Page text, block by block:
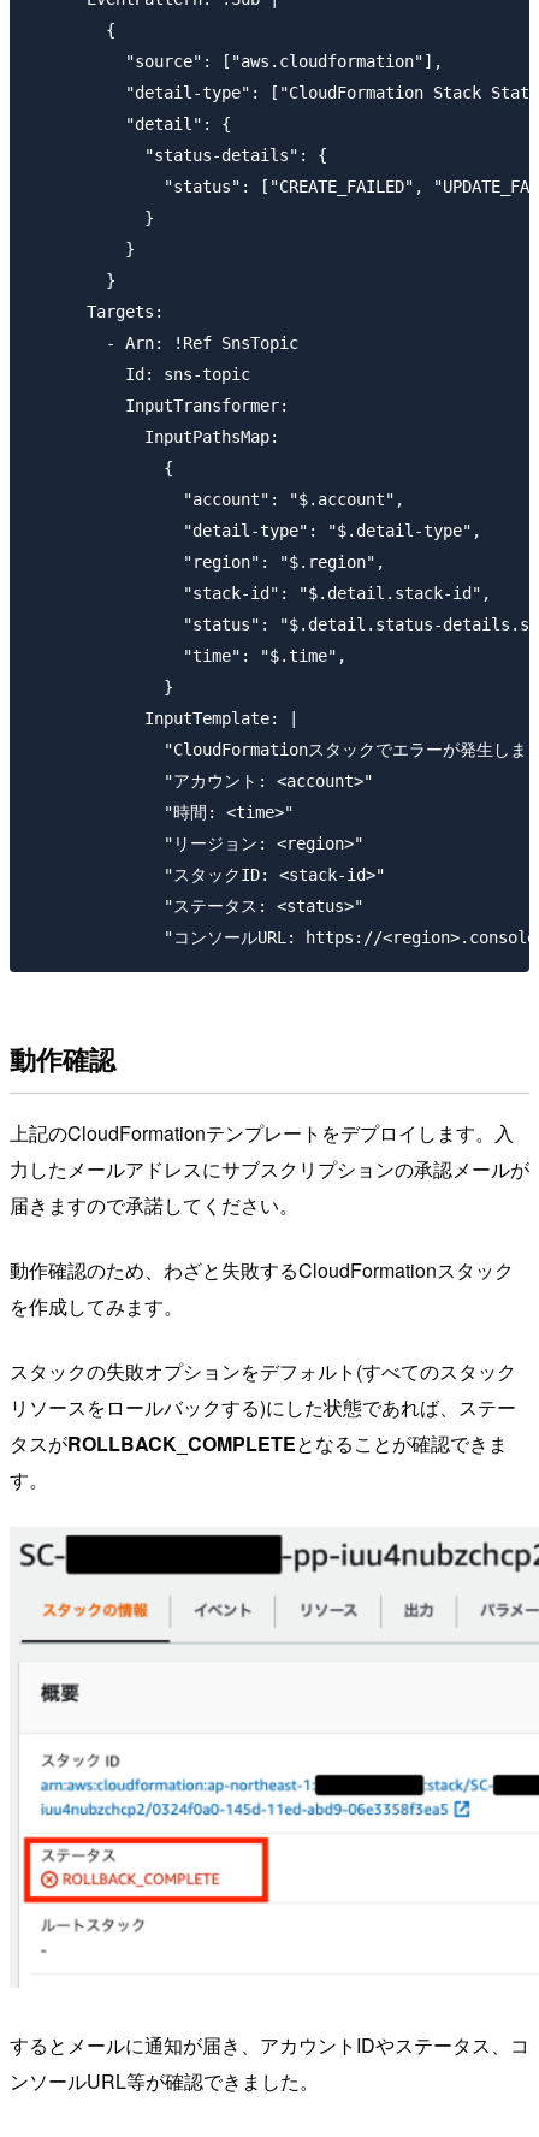
        {
          "source": ["aws.cloudformation"],
"detail-type": ["CloudFormation Stack
          "detail": {
            "status-details": {
"status": ["CREATE_FAILED",
            }
          }
        }
      Targets:
        - Arn: !Ref SnsTopic
          Id: sns-topic
          InputTransformer:
            InputPathsMap:
              {
                "account": "$.account",
                "detail-type": "$.detail-type",
                "region": "$.region",
                "stack-id": "$.detail.stack-id",
"status": "$.detail.status-
                "time": "$.time",
              }
            InputTemplate: |
"CloudFormationスタックでエラーが発生しま
              "アカウント: <account>"
              "時間: <time>"
              "リージョン: <region>"
              "スタックID: <stack-id>"
              "ステータス: <status>"
動作確認
上記のCloudFormationテンプレートをデプロイします。入
力したメールアドレスにサブスクリプションの承認メールが
届きますので承諾してください。
動作確認のため、わざと失敗するCloudFormationスタック
を作成してみます。
スタックの失敗オプションをデフォルト(すべてのスタック
リソースをロールバックする)にした状態であれば、ステー
タスがROLLBACK_COMPLETEとなることが確認できま
す。
するとメールに通知が届き、アカウントIDやステータス、コ
ンソールURL等が確認できました。